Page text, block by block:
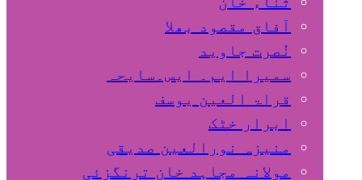
آفاق مقصود بھلا
نُصرت جاوید
سمیرا ایم۔ ایس۔سایحہ
قراۃ العین یوسف
ابرار خٹک
منیزہ نورالعین صدیقی
مولانہ مجاہد خان ترنگزئی